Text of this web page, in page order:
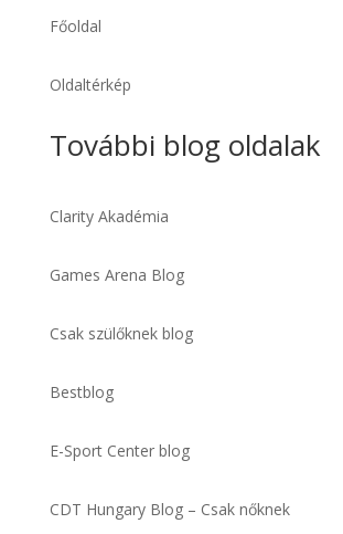
Főoldal
Oldaltérkép
További blog oldalak
Clarity Akadémia
Games Arena Blog
Csak szülőknek blog
Bestblog
E-Sport Center blog
CDT Hungary Blog – Csak nőknek